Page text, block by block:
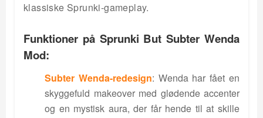
klassiske Sprunki-gameplay.
Funktioner på Sprunki But Subter Wenda
Mod:
Subter Wenda-redesign: Wenda har fået en
skyggefuld makeover med glødende accenter
og en mystisk aura, der får hende til at skille